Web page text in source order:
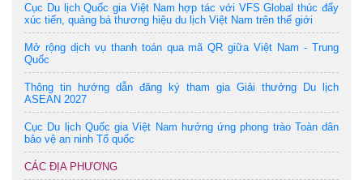
Cục Du lịch Quốc gia Việt Nam hợp tác với VFS Global thúc đẩy
xúc tiến, quảng bá thương hiệu du lịch Việt Nam trên thế giới
Mở rộng dịch vụ thanh toán qua mã QR giữa Việt Nam - Trung
Quốc
Thông tin hướng dẫn đăng ký tham gia Giải thưởng Du lịch
ASEAN 2027
Cục Du lịch Quốc gia Việt Nam hưởng ứng phong trào Toàn dân
bảo vệ an ninh Tổ quốc
CÁC ĐỊA PHƯƠNG